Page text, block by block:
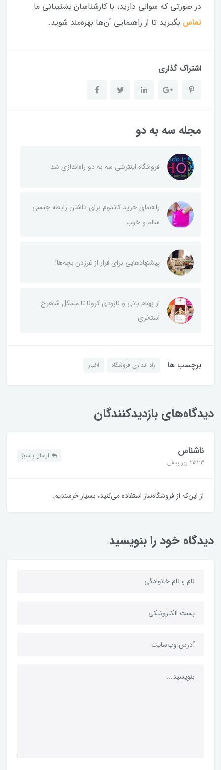
در صورتی که سوالی دارید، با کارشناسان پشتیبانی ما
تماس بگیرید تا از راهنمایی آن‌ها بهره‌مند شوید.
اشتراک گذاری
مجله سه به دو
فروشگاه اینترنتی سه به دو راه‌اندازی شد
راهنمای خرید کاندوم برای داشتن رابطه جنسی
سالم و خوب
پیشنهادهایی برای فرار از غر‌زدن بچه‌ها!
از بهنام بانی و نابودی کرونا تا مشکل شاهرخ
استخری
برچسب ها راه اندازی فروشگاه اخبار
دیدگاه‌های بازدیدکنندگان
ناشناس
2533 روز پیش
ارسال پاسخ
از این‌که از فروشگاه‌ساز استفاده می‌کنید، بسیار خرسندیم.
دیدگاه خود را بنویسید